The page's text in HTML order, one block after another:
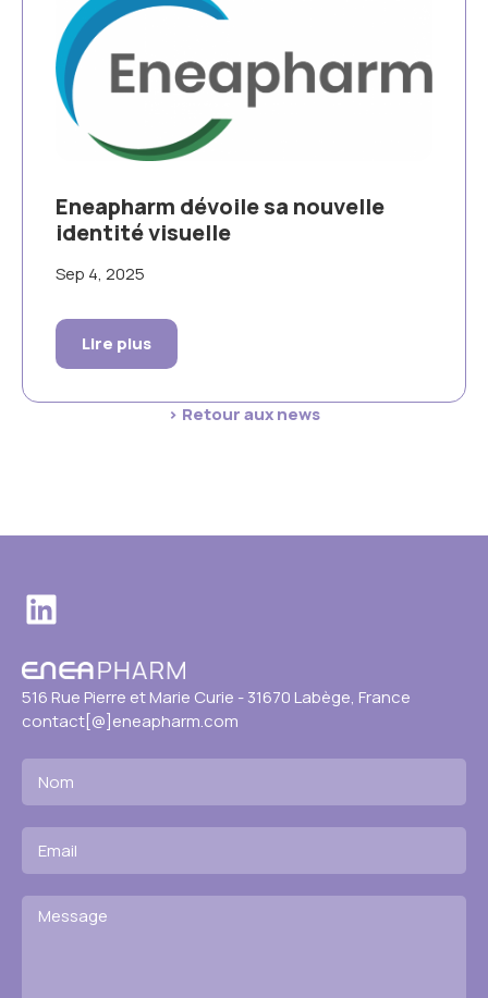
Eneapharm dévoile sa nouvelle
identité visuelle
Sep 4, 2025
Lire plus
> Retour aux news
LinkedIn
516 Rue Pierre et Marie Curie - 31670 Labège, France
contact[@]eneapharm.com